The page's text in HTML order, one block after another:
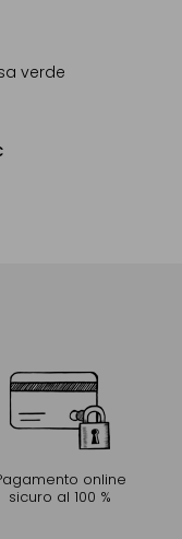
verde
online
sicuro al 100 %